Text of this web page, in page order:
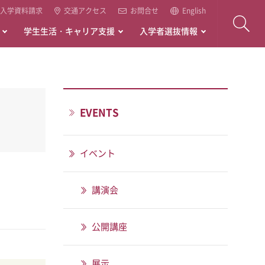
入学資料請求 交通アクセス お問合せ English
学生生活・キャリア支援 入学者選抜情報
EVENTS
イベント
講演会
公開講座